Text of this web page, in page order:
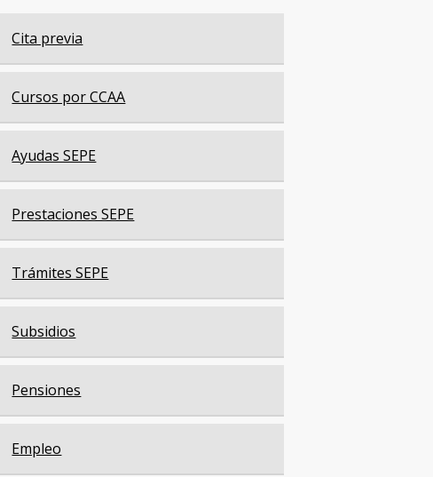
Cita previa
Cursos por CCAA
Ayudas SEPE
Prestaciones SEPE
Trámites SEPE
Subsidios
Pensiones
Empleo